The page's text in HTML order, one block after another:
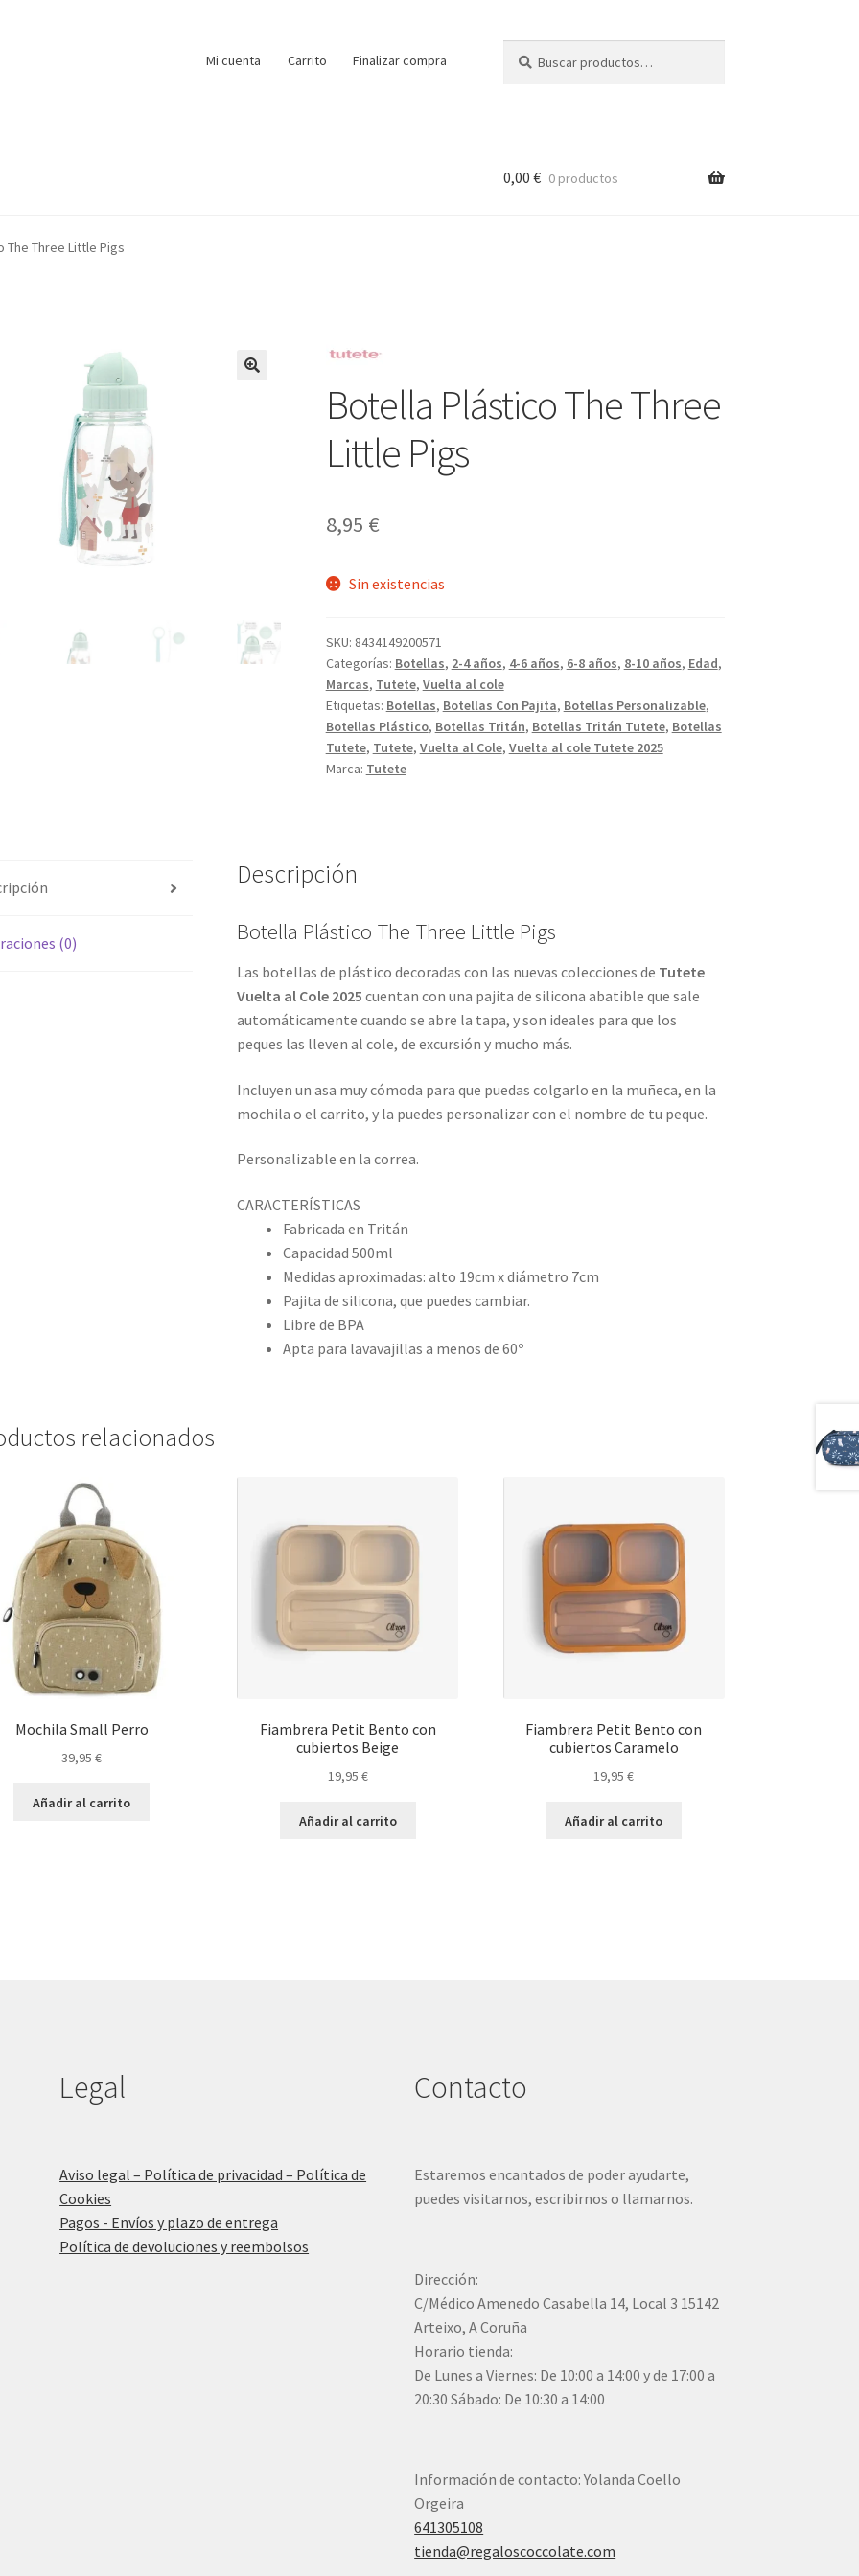
Mi cuenta Carrito Finalizar compra
por:
0,00 € 0 productos
The Three Little Pigs
Botella Plástico The Three
Little Pigs
8,95 €
Sin existencias
SKU: 8434149200571
Categorías: Botellas, 2-4 años, 4-6 años, 6-8 años, 8-10 años, Edad,
Marcas, Tutete, Vuelta al cole
Etiquetas: Botellas, Botellas Con Pajita, Botellas Personalizable,
Botellas Plástico, Botellas Tritán, Botellas Tritán Tutete, Botellas
Tutete, Tutete, Vuelta al Cole, Vuelta al cole Tutete 2025
Marca: Tutete
(0)
Descripción
Botella Plástico The Three Little Pigs
Las botellas de plástico decoradas con las nuevas colecciones de Tutete
Vuelta al Cole 2025 cuentan con una pajita de silicona abatible que sale
automáticamente cuando se abre la tapa, y son ideales para que los
peques las lleven al cole, de excursión y mucho más.
Incluyen un asa muy cómoda para que puedas colgarlo en la muñeca, en la
mochila o el carrito, y la puedes personalizar con el nombre de tu peque.
Personalizable en la correa.
CARACTERÍSTICAS
Fabricada en Tritán
Capacidad 500ml
Medidas aproximadas: alto 19cm x diámetro 7cm
Pajita de silicona, que puedes cambiar.
Libre de BPA
Apta para lavavajillas a menos de 60º
relacionados
Mochila Small Perro
39,95€
Añadir al carrito
Fiambrera Petit Bento con
cubiertos Beige
19,95 €
Añadir al carrito
Fiambrera Petit Bento con
cubiertos Caramelo
19,95€
Añadir al carrito
Legal
Aviso legal – Política de privacidad – Política de
Cookies
Pagos - Envíos y plazo de entrega
Política de devoluciones y reembolsos
Contacto
Estaremos encantados de poder ayudarte,
puedes visitarnos, escribirnos o llamarnos.
Dirección:
C/Médico Amenedo Casabella 14, Local 3 15142
Arteixo, A Coruña
Horario tienda:
De Lunes a Viernes: De 10:00 a 14:00 y de 17:00 a
20:30 Sábado: De 10:30 a 14:00
Información de contacto: Yolanda Coello
Orgeira
641305108
tienda@regaloscoccolate.com